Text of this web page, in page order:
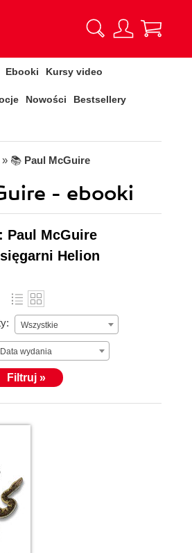
Ebooki Kursy video
Nowości Bestsellery
» 📚 Paul McGuire
- ebooki
Paul McGuire
Helion
Wszystkie
Data wydania
Filtruj »